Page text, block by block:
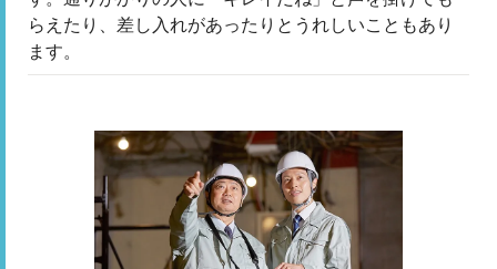
らえたり、差し入れがあったりとうれしいこともあり
ます。